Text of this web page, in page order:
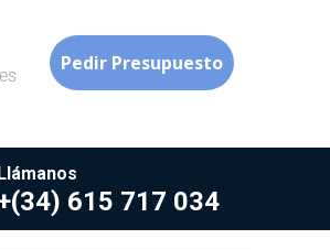
Pedir Presupuesto
615 717 034